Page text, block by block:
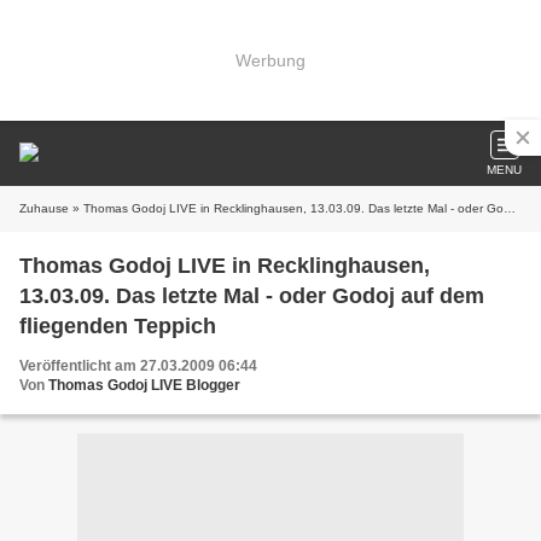
Werbung
MENU
Zuhause » Thomas Godoj LIVE in Recklinghausen, 13.03.09. Das letzte Mal - oder Godoj auf dem fliegenden Teppich
Thomas Godoj LIVE in Recklinghausen,
13.03.09. Das letzte Mal - oder Godoj auf dem
fliegenden Teppich
Veröffentlicht am 27.03.2009 06:44
Von Thomas Godoj LIVE Blogger